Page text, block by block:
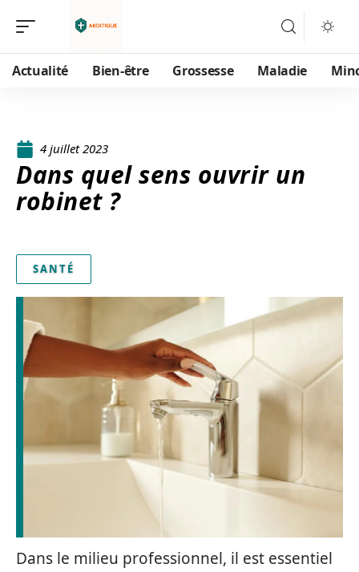
Actualité Bien-être Grossesse Maladie
4 juillet 2023
Dans quel sens ouvrir un
robinet ?
SANTÉ
Dans le milieu professionnel, il est essentiel